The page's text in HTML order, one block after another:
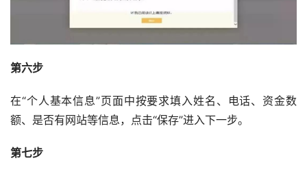
第六步
在“个人基本信息”页面中按要求填入姓名、电话、资金数
额、是否有网站等信息，点击“保存”进入下一步。
第七步